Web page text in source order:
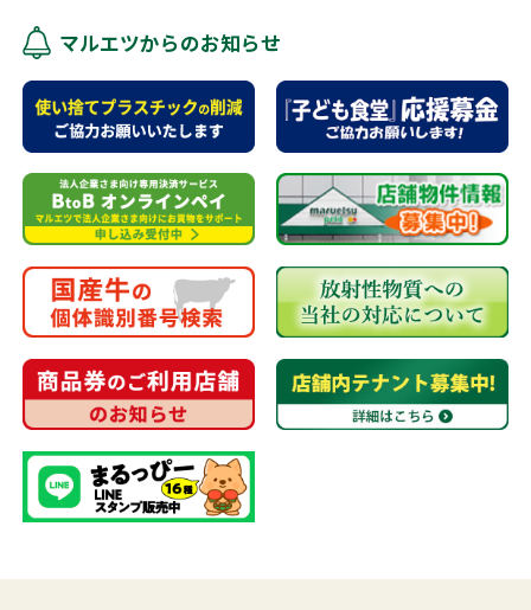
マルエツからのお知らせ